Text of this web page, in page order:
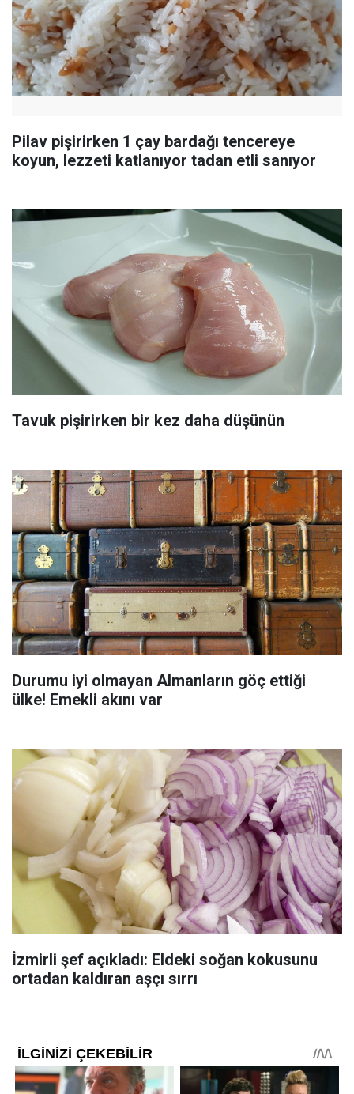
Pilav pişirirken 1 çay bardağı tencereye
koyun, lezzeti katlanıyor tadan etli sanıyor
Tavuk pişirirken bir kez daha düşünün
Durumu iyi olmayan Almanların göç ettiği
ülke! Emekli akını var
İzmirli şef açıkladı: Eldeki soğan kokusunu
ortadan kaldıran aşçı sırrı